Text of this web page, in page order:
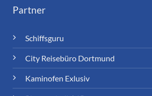
Partner
Schiffsguru
City Reisebüro Dortmund
Kaminofen Exlusiv